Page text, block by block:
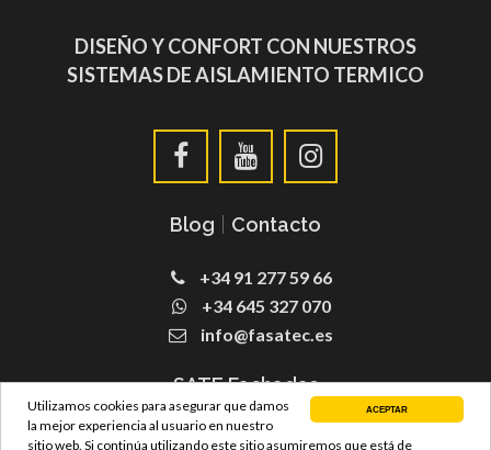
ACEPTAR
Utilizamos cookies para asegurar que damos
la mejor experiencia al usuario en nuestro
sitio web. Si continúa utilizando este sitio asumiremos que está de
DISEÑO Y CONFORT CON NUESTROS
SISTEMAS DE AISLAMIENTO TERMICO
Blog Contacto
+34 91 277 59 66
+34 645 327 070
info@fasatec.es
SATE Fachadas